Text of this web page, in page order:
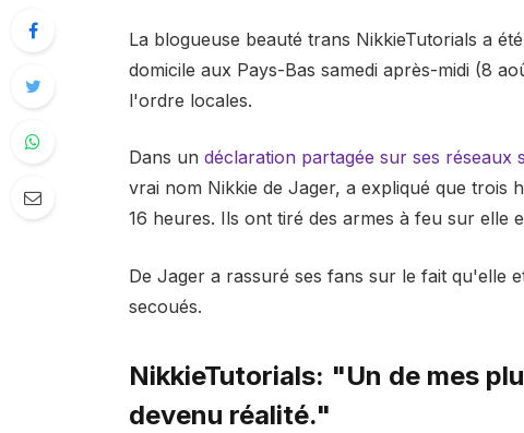
La blogueuse beauté trans NikkieTutorials a
domicile aux Pays-Bas samedi après-midi (8
l'ordre locales.
Dans un déclaration partagée sur ses réseaux
vrai nom Nikkie de Jager, a expliqué que trois
16 heures. Ils ont tiré des armes à feu sur elle
De Jager a rassuré ses fans sur le fait qu'elle
secoués.
NikkieTutorials: "Un de mes
devenu réalité."